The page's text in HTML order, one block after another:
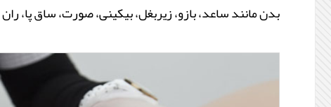
بدن مانند ساعد، بازو، زیربغل، بیکینی، صورت، ساق